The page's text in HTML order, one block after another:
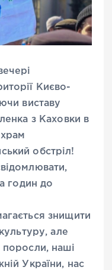
Києво-
виставу
з Каховки в
обстріл!
годин до
знищити
але
поросли, наші
України, нас